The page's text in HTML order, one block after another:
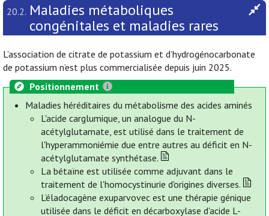
20.2. Maladies métaboliques
congénitales et maladies rares
L’association de citrate de potassium et d’hydrogénocarbonate
de potassium n’est plus commercialisée depuis juin 2025.
Positionnement
Maladies héréditaires du métabolisme des acides aminés
L'acide carglumique, un analogue du N-
acétylglutamate, est utilisé dans le traitement de
l'hyperammoniémie due entre autres au déficit en N-
acétylglutamate synthétase.
La bétaïne est utilisée comme adjuvant dans le
traitement de l'homocystinurie d'origines diverses.
L’éladocagène exuparvovec est une thérapie génique
utilisée dans le déficit en décarboxylase d'acide L-